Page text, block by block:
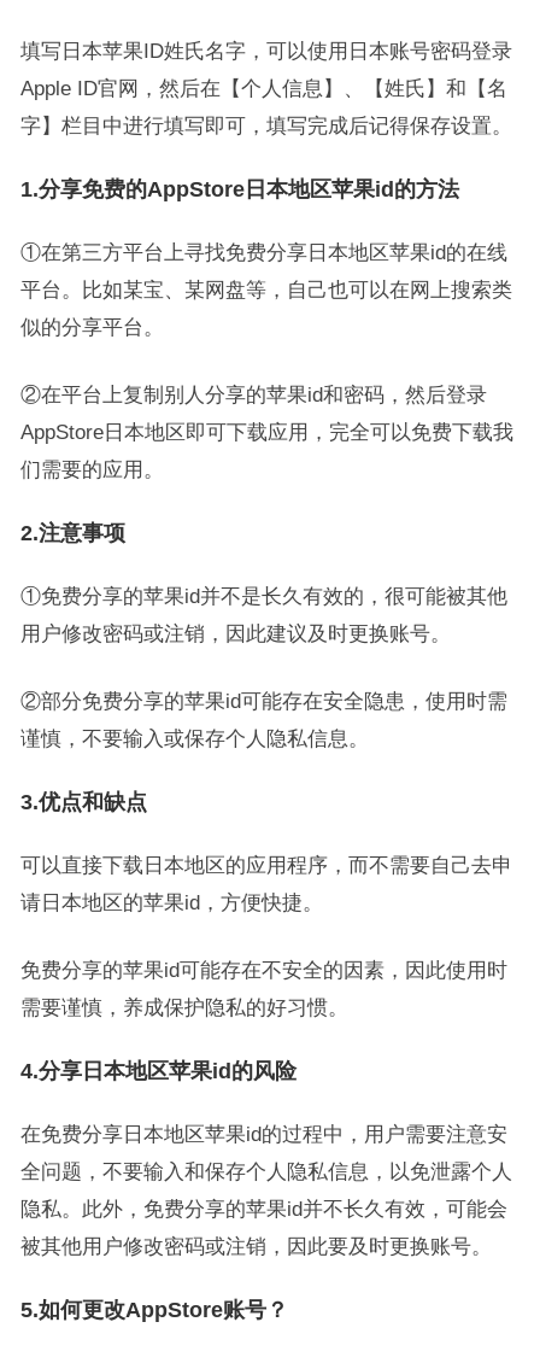
填写日本苹果ID姓氏名字，可以使用日本账号密码登录
Apple ID官网，然后在【个人信息】、【姓氏】和【名
字】栏目中进行填写即可，填写完成后记得保存设置。
1.分享免费的AppStore日本地区苹果id的方法
①在第三方平台上寻找免费分享日本地区苹果id的在线
平台。比如某宝、某网盘等，自己也可以在网上搜索类
似的分享平台。
②在平台上复制别人分享的苹果id和密码，然后登录
AppStore日本地区即可下载应用，完全可以免费下载我
们需要的应用。
2.注意事项
①免费分享的苹果id并不是长久有效的，很可能被其他
用户修改密码或注销，因此建议及时更换账号。
②部分免费分享的苹果id可能存在安全隐患，使用时需
谨慎，不要输入或保存个人隐私信息。
3.优点和缺点
可以直接下载日本地区的应用程序，而不需要自己去申
请日本地区的苹果id，方便快捷。
免费分享的苹果id可能存在不安全的因素，因此使用时
需要谨慎，养成保护隐私的好习惯。
4.分享日本地区苹果id的风险
在免费分享日本地区苹果id的过程中，用户需要注意安
全问题，不要输入和保存个人隐私信息，以免泄露个人
隐私。此外，免费分享的苹果id并不长久有效，可能会
被其他用户修改密码或注销，因此要及时更换账号。
5.如何更改AppStore账号？